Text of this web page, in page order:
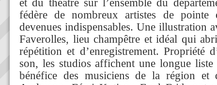
et du théâtre sur l’ensemble du
fédère de nombreux artistes de pointe
devenues indispensables. Une illustration
Faverolles, lieu champêtre et idéal qui
répétition et d’enregistrement. Propriété
son, les studios affichent une longue liste
bénéfice des musiciens de la région et